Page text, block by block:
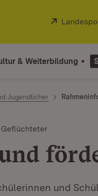
Extern:
& Weiterbildung
Jugendlicher
Geflüchteter
und